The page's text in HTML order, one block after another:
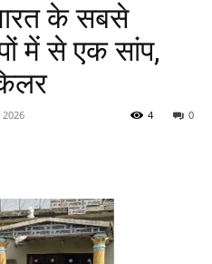
के सबसे
में से एक सांप,
2026 0
4